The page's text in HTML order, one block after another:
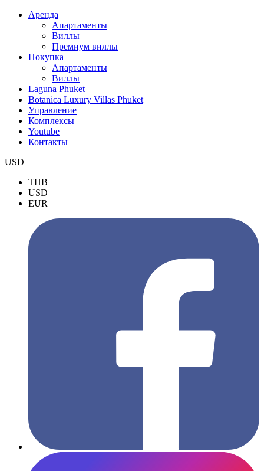
Аренда
Апартаменты
Виллы
Премиум виллы
Покупка
Апартаменты
Виллы
Laguna Phuket
Botanica Luxury Villas Phuket
Управление
Комплексы
Youtube
Контакты
USD
THB
USD
EUR